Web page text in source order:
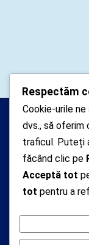
colectate pe
operator
Nationala de
Respectăm
Cookie-urile
dvs., să oferim
traficul. Puteți
făcând clic pe
Acceptă tot
tot pentru a